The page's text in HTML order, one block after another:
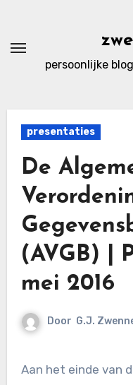
de
persoonlijke
presentaties
De
(AVGB) |
mei 2016
Door G.J.
Aan het einde van de tweede dag van deze